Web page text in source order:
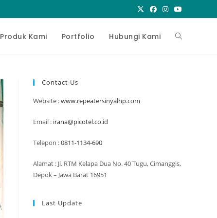
Produk Kami Portfolio Hubungi Kami Toggle
Contact Us
Website :www.repeatersinyalhp.com
Email : irana@picotel.co.id
Telepon :0811-1134-690
Alamat : Jl. RTM Kelapa Dua No. 40 Tugu, Cimanggis,
Depok – Jawa Barat 16951
Last Update